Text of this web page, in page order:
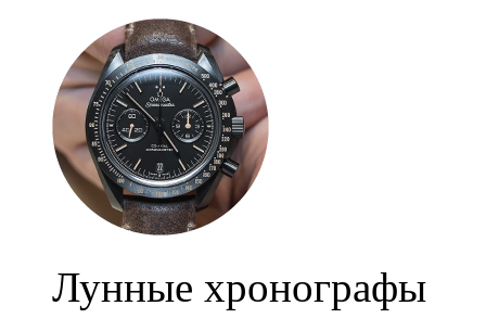
Лунные хронографы